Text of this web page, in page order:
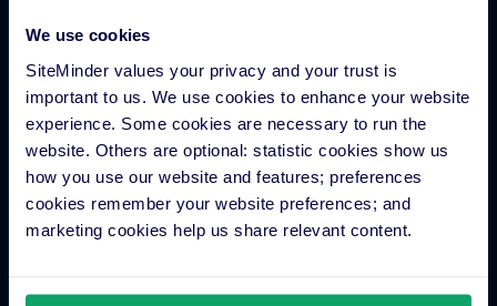
We use cookies
SiteMinder values your privacy and your trust is
important to us. We use cookies to enhance your website
experience. Some cookies are necessary to run the
website. Others are optional: statistic cookies show us
how you use our website and features; preferences
cookies remember your website preferences; and
marketing cookies help us share relevant content.
Outil de veille concurrentielle pour hôtels
Métamoteurs hôteliers
Traitement des paiements hôteliers
Engagement client
Groupes hôteliers
Système de distribution globale (GDS)